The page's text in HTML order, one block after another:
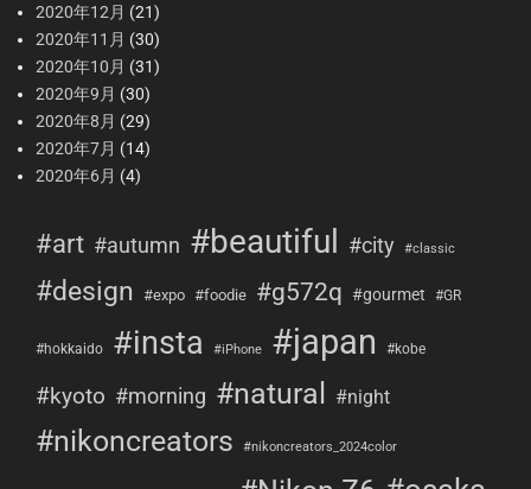
2020年12月 (21)
2020年11月 (30)
2020年10月 (31)
2020年9月 (30)
2020年8月 (29)
2020年7月 (14)
2020年6月 (4)
#art #autumn #beautiful #city #classic
#design #expo #foodie #g572q #gourmet #GR
#hokkaido #insta #iPhone #japan #kobe
#kyoto #morning #natural #night
#nikoncreators #nikoncreators_2024color